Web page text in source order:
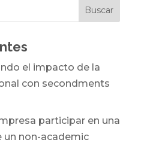
el impacto de la
con secondments
participar en una
un non-academic